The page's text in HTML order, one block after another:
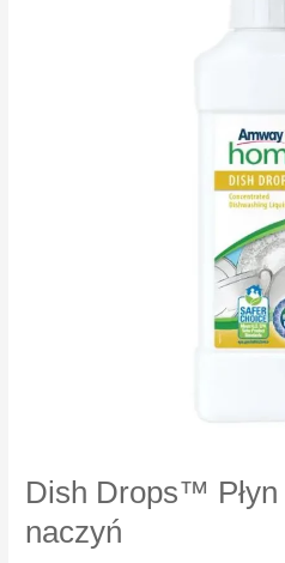
Dish Drops™
naczyń